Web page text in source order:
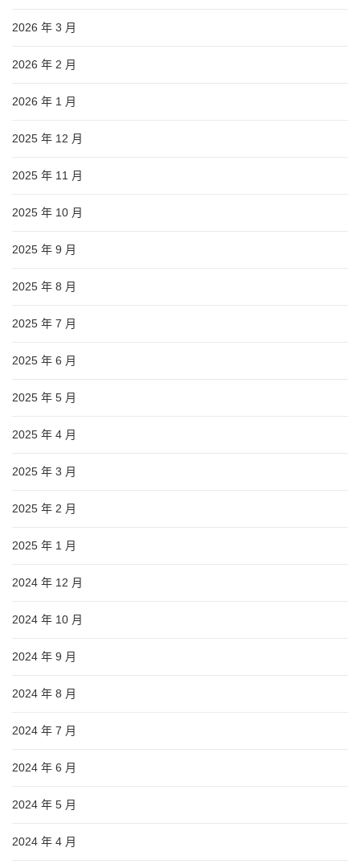
2026 年 3 月
2026 年 2 月
2026 年 1 月
2025 年 12 月
2025 年 11 月
2025 年 10 月
2025 年 9 月
2025 年 8 月
2025 年 7 月
2025 年 6 月
2025 年 5 月
2025 年 4 月
2025 年 3 月
2025 年 2 月
2025 年 1 月
2024 年 12 月
2024 年 10 月
2024 年 9 月
2024 年 8 月
2024 年 7 月
2024 年 6 月
2024 年 5 月
2024 年 4 月